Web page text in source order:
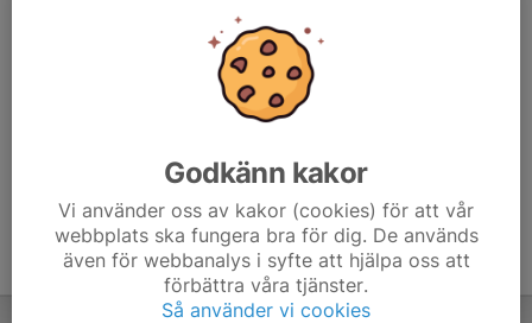
Godkänn kakor
Vi använder oss av kakor (cookies) för att vår
webbplats ska fungera bra för dig. De används
även för webbanalys i syfte att hjälpa oss att
förbättra våra tjänster.
Så använder vi cookies